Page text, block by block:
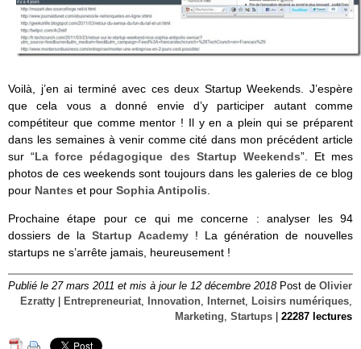
Voilà, j’en ai terminé avec ces deux Startup Weekends. J’espère
que cela vous a donné envie d’y participer autant comme
compétiteur que comme mentor ! Il y en a plein qui se préparent
dans les semaines à venir comme cité dans mon précédent article
sur “La force pédagogique des Startup Weekends”. Et mes
photos de ces weekends sont toujours dans les galeries de ce blog
pour Nantes et pour Sophia Anti­po­lis
Prochaine étape pour ce qui me concerne : analyser les 94
dossiers de la Startup Academy ! La génération de nouvelles
startups ne s’arrête jamais, heureusement !
Publié le 27 mars 2011 et mis à jour le 12 décembre 2018 Post de Olivier
Ezratty
Entrepreneuriat Innovation Internet Loisirs numériques
Marketing
Startups 22287 lectures